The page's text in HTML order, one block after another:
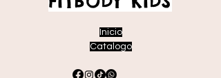
Inicio
Catalogo